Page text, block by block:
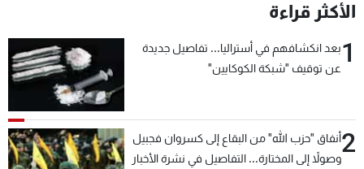
الأكثر قراءة
1بعد انكشافهم في أستراليا... تفاصيل جديدة
عن توقيف "شبكة الكوكايين"
2أنفاق "حزب الله" من البقاع إلى كسروان فجبيل
وصولاً إلى المختارة... التفاصيل في نشرة الأخبار
البرامج
شاهد البرامج
الترددات
الإنـتـاج
لاعلاناتكم
تواصل معنا
شروط الإسـتخدام